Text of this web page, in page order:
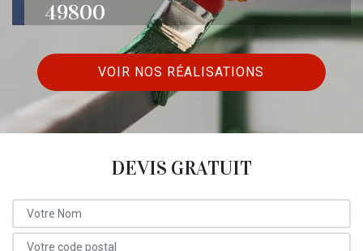
49800
VOIR NOS RÉALISATIONS
DEVIS GRATUIT